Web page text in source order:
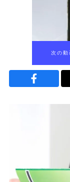
次の動